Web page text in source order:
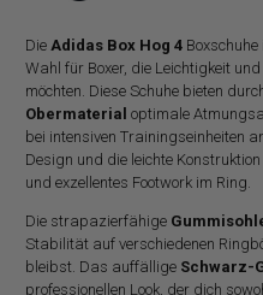
DieAdidas Box Hog 4
Wahl für Boxer, die Leichtigkeit
möchten. Diese Schuhe bieten
Obermaterial optimale
bei intensiven Trainingseinheiten
Design und die leichte
und exzellentes Footwork im Ring.
Die strapazierfähige
Stabilität auf verschiedenen
bleibst. Das auffällige Schwarz-
professionellen Look, der dich